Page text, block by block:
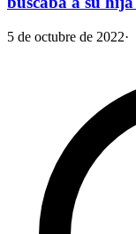
5 de octubre de 2022·